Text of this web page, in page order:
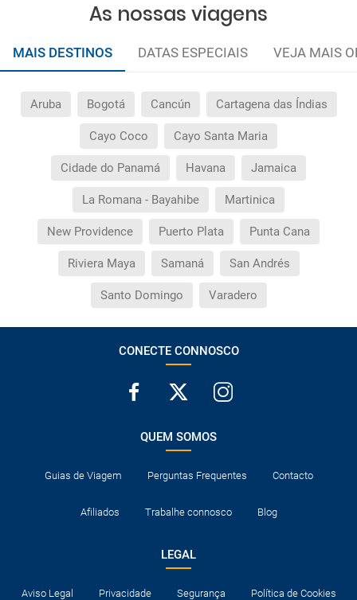
As nossas viagens
MAIS DESTINOS DATAS ESPECIAIS VEJA MAIS
Aruba Bogotá Cancún Cartagena das Índias
Cayo Coco Cayo Santa Maria
Cidade do Panamá Havana Jamaica
La Romana - Bayahibe Martinica
New Providence Puerto Plata Punta Cana
Riviera Maya Samaná San Andrés
Santo Domingo Varadero
CONECTE CONNOSCO
QUEM SOMOS
Guias de Viagem Perguntas Frequentes Contacto
Afiliados Trabalhe connosco Blog
LEGAL
Aviso Legal Privacidade Segurança Política de Cookies